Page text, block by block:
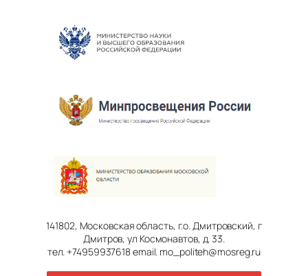
141802, Московская область, г.о. Дмитровский, г
Дмитров, ул Космонавтов, д. 33.
тел. +74959937618 email. mo_politeh@mosreg.ru